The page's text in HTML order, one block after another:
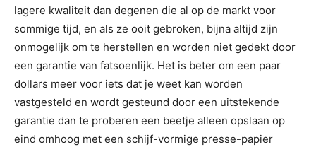
lagere kwaliteit dan degenen die al op de markt voor
sommige tijd, en als ze ooit gebroken, bijna altijd zijn
onmogelijk om te herstellen en worden niet gedekt door
een garantie van fatsoenlijk. Het is beter om een paar
dollars meer voor iets dat je weet kan worden
vastgesteld en wordt gesteund door een uitstekende
garantie dan te proberen een beetje alleen opslaan op
eind omhoog met een schijf-vormige presse-papier